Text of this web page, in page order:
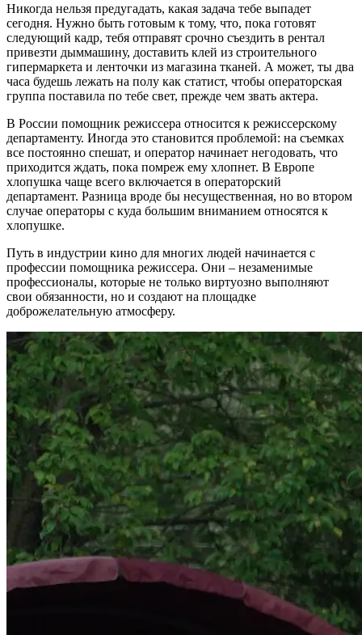
Никогда нельзя предугадать, какая задача тебе выпадет
сегодня. Нужно быть готовым к тому, что, пока готовят
следующий кадр, тебя отправят срочно съездить в рентал
привезти дыммашину, доставить клей из строительного
гипермаркета и ленточки из магазина тканей. А может, ты два
часа будешь лежать на полу как статист, чтобы операторская
группа поставила по тебе свет, прежде чем звать актера.
В России помощник режиссера относится к режиссерскому
департаменту. Иногда это становится проблемой: на съемках
все постоянно спешат, и оператор начинает негодовать, что
приходится ждать, пока помреж ему хлопнет. В Европе
хлопушка чаще всего включается в операторский
департамент. Разница вроде бы несущественная, но во втором
случае операторы с куда большим вниманием относятся к
хлопушке.
Путь в индустрии кино для многих людей начинается с
профессии помощника режиссера. Они – незаменимые
профессионалы, которые не только виртуозно выполняют
свои обязанности, но и создают на площадке
доброжелательную атмосферу.